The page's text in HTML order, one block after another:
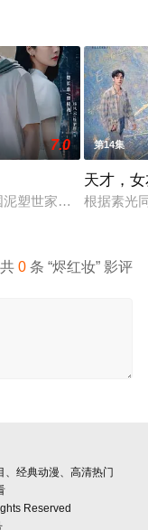
、反诈 规格：15分
7.0
塑世家楚门因进贡的
第14集
天才，
根据素光
共0 条 “烬红妆” 影评
、经典动漫、高清热门
Reserved